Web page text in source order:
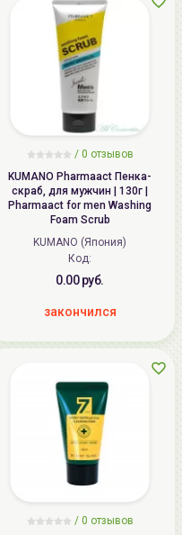
/ 0 отзывов
KUMANO Pharmaact Пенка-
скраб, для мужчин | 130г |
Pharmaact for men Washing
Foam Scrub
KUMANO (Япония)
Код:
0.00 руб.
закончился
/ 0 отзывов